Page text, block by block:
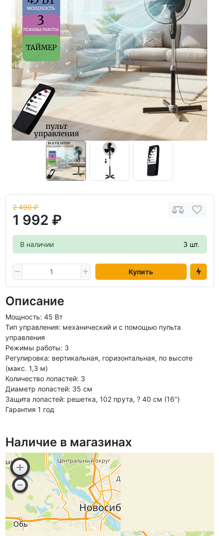
2 490 ₽
1 992 ₽
В наличии 3 шт.
Купить
Описание
Мощность: 45 Вт
Тип управления: механический и с помощью пульта
управления
Режимы работы: 3
Регулировка: вертикальная, горизонтальная, по высоте
(макс. 1,3 м)
Количество лопастей: 3
Диаметр лопастей: 35 см
Защита лопастей: решетка, 102 прута, ? 40 см (16'')
Гарантия 1 год
Наличие в магазинах